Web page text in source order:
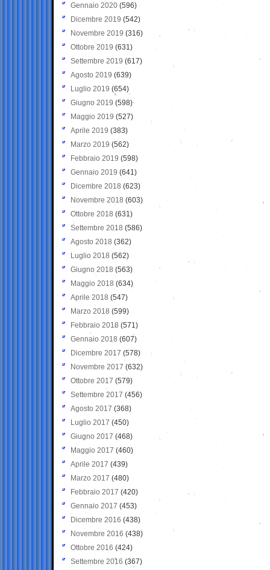
Gennaio 2020 (596)
Dicembre 2019 (542)
Novembre 2019 (316)
Ottobre 2019 (631)
Settembre 2019 (617)
Agosto 2019 (639)
Luglio 2019 (654)
Giugno 2019 (598)
Maggio 2019 (527)
Aprile 2019 (383)
Marzo 2019 (562)
Febbraio 2019 (598)
Gennaio 2019 (641)
Dicembre 2018 (623)
Novembre 2018 (603)
Ottobre 2018 (631)
Settembre 2018 (586)
Agosto 2018 (362)
Luglio 2018 (562)
Giugno 2018 (563)
Maggio 2018 (634)
Aprile 2018 (547)
Marzo 2018 (599)
Febbraio 2018 (571)
Gennaio 2018 (607)
Dicembre 2017 (578)
Novembre 2017 (632)
Ottobre 2017 (579)
Settembre 2017 (456)
Agosto 2017 (368)
Luglio 2017 (450)
Giugno 2017 (468)
Maggio 2017 (460)
Aprile 2017 (439)
Marzo 2017 (480)
Febbraio 2017 (420)
Gennaio 2017 (453)
Dicembre 2016 (438)
Novembre 2016 (438)
Ottobre 2016 (424)
Settembre 2016 (367)